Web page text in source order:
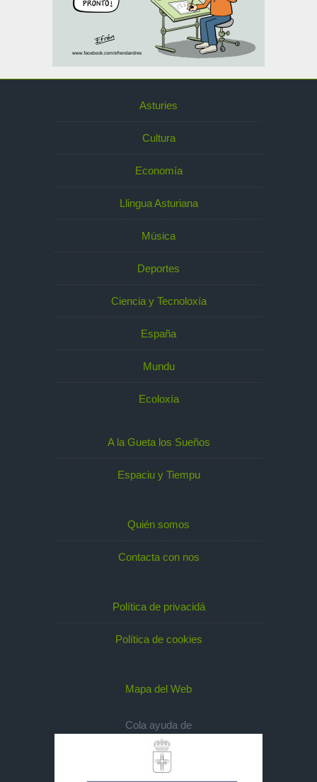
Asturies
Cultura
Economía
Llingua Asturiana
Música
Deportes
Ciencia y Tecnoloxía
España
Mundu
Ecoloxía
A la Gueta los Sueños
Espaciu y Tiempu
Quién somos
Contacta con nos
Política de privacidá
Política de cookies
Mapa del Web
Cola ayuda de